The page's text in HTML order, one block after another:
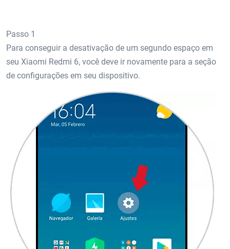
Passo 1
Para conseguir a desativação de um segundo espaço em
seu Xiaomi Redmi 6, você deve ir novamente para a seção
de configurações em seu dispositivo.